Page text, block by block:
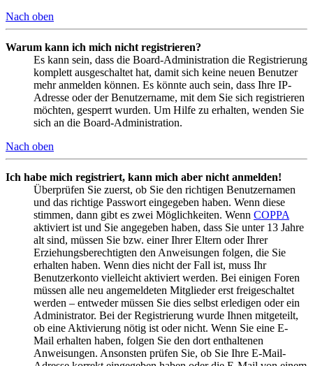
Nach oben
Warum kann ich mich nicht registrieren?
Es kann sein, dass die Board-Administration die Registrierung
komplett ausgeschaltet hat, damit sich keine neuen Benutzer
mehr anmelden können. Es könnte auch sein, dass Ihre IP-
Adresse oder der Benutzername, mit dem Sie sich registrieren
möchten, gesperrt wurden. Um Hilfe zu erhalten, wenden Sie
sich an die Board-Administration.
Nach oben
Ich habe mich registriert, kann mich aber nicht anmelden!
Überprüfen Sie zuerst, ob Sie den richtigen Benutzernamen
und das richtige Passwort eingegeben haben. Wenn diese
stimmen, dann gibt es zwei Möglichkeiten. Wenn COPPA
aktiviert ist und Sie angegeben haben, dass Sie unter 13 Jahre
alt sind, müssen Sie bzw. einer Ihrer Eltern oder Ihrer
Erziehungsberechtigten den Anweisungen folgen, die Sie
erhalten haben. Wenn dies nicht der Fall ist, muss Ihr
Benutzerkonto vielleicht aktiviert werden. Bei einigen Foren
müssen alle neu angemeldeten Mitglieder erst freigeschaltet
werden – entweder müssen Sie dies selbst erledigen oder ein
Administrator. Bei der Registrierung wurde Ihnen mitgeteilt,
ob eine Aktivierung nötig ist oder nicht. Wenn Sie eine E-
Mail erhalten haben, folgen Sie den dort enthaltenen
Anweisungen. Ansonsten prüfen Sie, ob Sie Ihre E-Mail-